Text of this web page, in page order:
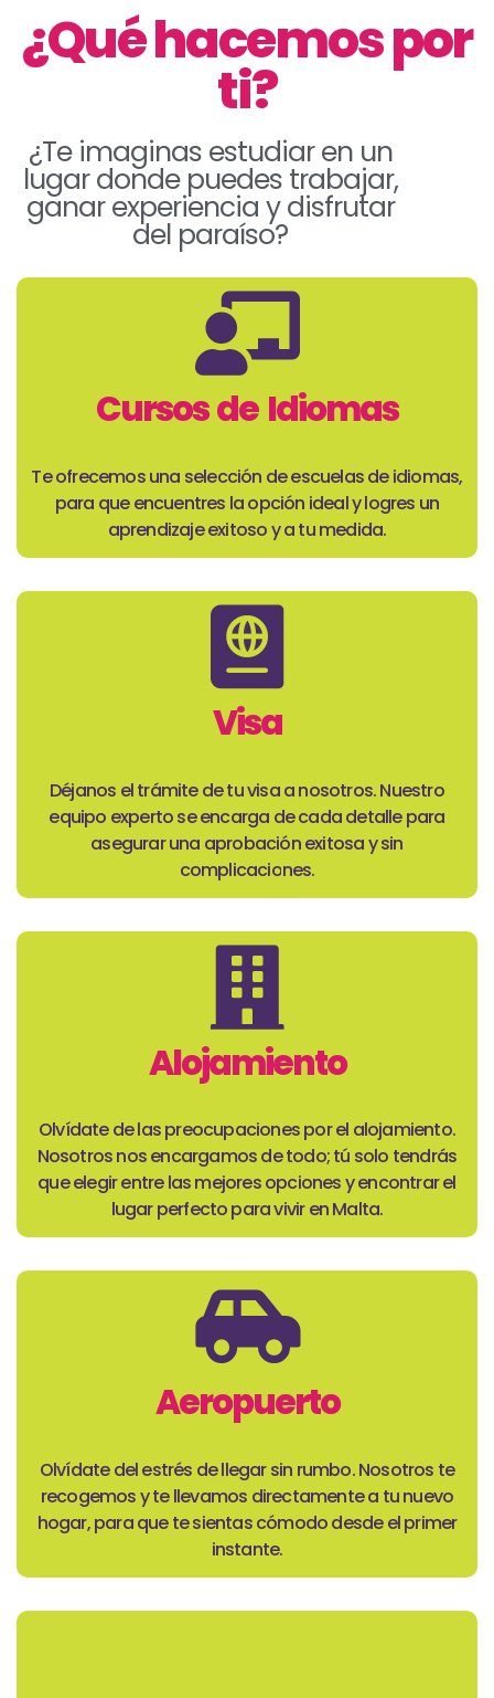
¿Qué hacemos por
ti?
¿Te imaginas estudiar en un
lugar donde puedes trabajar,
ganar experiencia y disfrutar
del paraíso?
Cursos de Idiomas
Te ofrecemos una selección de escuelas de idiomas,
para que encuentres la opción ideal y logres un
aprendizaje exitoso y a tu medida.
Visa
Déjanos el trámite de tu visa a nosotros. Nuestro
equipo experto se encarga de cada detalle para
asegurar una aprobación exitosa y sin
complicaciones.
Alojamiento
Olvídate de las preocupaciones por el alojamiento.
Nosotros nos encargamos de todo; tú solo tendrás
que elegir entre las mejores opciones y encontrar el
lugar perfecto para vivir en Malta.​
Aeropuerto
Olvídate del estrés de llegar sin rumbo. Nosotros te
recogemos y te llevamos directamente a tu nuevo
hogar, para que te sientas cómodo desde el primer
instante.​